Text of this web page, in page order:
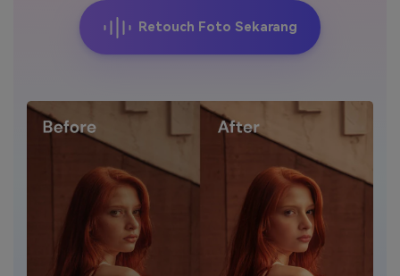
Postingan Terbaru
Jelajahi Lebih Banyak >>
Retouch Foto Sekarang